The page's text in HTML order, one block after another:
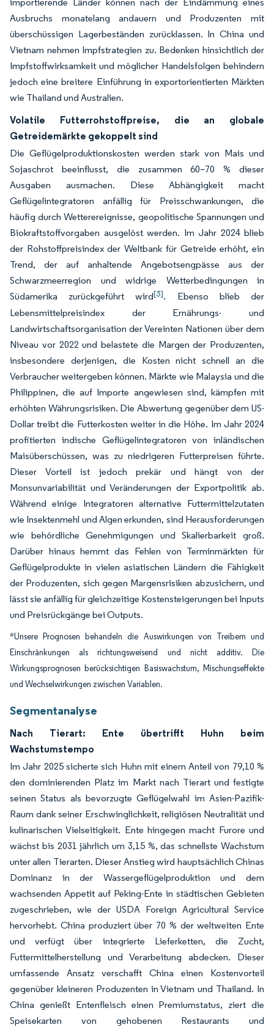
Ausbruchs monatelang andauern und Produzenten mit
überschüssigen Lagerbeständen zurücklassen. In China und
Vietnam nehmen Impfstrategien zu. Bedenken hinsichtlich der
Impfstoffwirksamkeit und möglicher Handelsfolgen behindern
jedoch eine breitere Einführung in exportorientierten Märkten
wie Thailand und Australien.
Volatile Futterrohstoffpreise, die an globale
Getreidemärkte gekoppelt sind
Die Geflügelproduktionskosten werden stark von Mais und
Sojaschrot beeinflusst, die zusammen 60–70 % dieser
Ausgaben ausmachen. Diese Abhängigkeit macht
Geflügelintegratoren anfällig für Preisschwankungen, die
häufig durch Wetterereignisse, geopolitische Spannungen und
Biokraftstoffvorgaben ausgelöst werden. Im Jahr 2024 blieb
der Rohstoffpreisindex der Weltbank für Getreide erhöht, ein
Trend, der auf anhaltende Angebotsengpässe aus der
Schwarzmeerregion und widrige Wetterbedingungen in
Südamerika zurückgeführt wird[3]. Ebenso blieb der
Lebensmittelpreisindex der Ernährungs- und
Landwirtschaftsorganisation der Vereinten Nationen über dem
Niveau vor 2022 und belastete die Margen der Produzenten,
insbesondere derjenigen, die Kosten nicht schnell an die
Verbraucher weitergeben können. Märkte wie Malaysia und die
Philippinen, die auf Importe angewiesen sind, kämpfen mit
erhöhten Währungsrisiken. Die Abwertung gegenüber dem US-
Dollar treibt die Futterkosten weiter in die Höhe. Im Jahr 2024
profitierten indische Geflügelintegratoren von inländischen
Maisüberschüssen, was zu niedrigeren Futterpreisen führte.
Dieser Vorteil ist jedoch prekär und hängt von der
Monsunvariabilität und Veränderungen der Exportpolitik ab.
Während einige Integratoren alternative Futtermittelzutaten
wie Insektenmehl und Algen erkunden, sind Herausforderungen
wie behördliche Genehmigungen und Skalierbarkeit groß.
Darüber hinaus hemmt das Fehlen von Terminmärkten für
Geflügelprodukte in vielen asiatischen Ländern die Fähigkeit
der Produzenten, sich gegen Margensrisiken abzusichern, und
lässt sie anfällig für gleichzeitige Kostensteigerungen bei Inputs
und Preisrückgänge bei Outputs.
*Unsere Prognosen behandeln die Auswirkungen von Treibern und
Einschränkungen als richtungsweisend und nicht additiv. Die
Wirkungsprognosen berücksichtigen Basiswachstum, Mischungseffekte
und Wechselwirkungen zwischen Variablen.
Segmentanalyse
Nach Tierart: Ente übertrifft Huhn beim
Wachstumstempo
Im Jahr 2025 sicherte sich Huhn mit einem Anteil von 79,10 %
den dominierenden Platz im Markt nach Tierart und festigte
seinen Status als bevorzugte Geflügelwahl im Asien-Pazifik-
Raum dank seiner Erschwinglichkeit, religiösen Neutralität und
kulinarischen Vielseitigkeit. Ente hingegen macht Furore und
wächst bis 2031 jährlich um 3,15 %, das schnellste Wachstum
unter allen Tierarten. Dieser Anstieg wird hauptsächlich Chinas
Dominanz in der Wassergeflügelproduktion und dem
wachsenden Appetit auf Peking-Ente in städtischen Gebieten
zugeschrieben, wie der USDA Foreign Agricultural Service
hervorhebt. China produziert über 70 % der weltweiten Ente
und verfügt über integrierte Lieferketten, die Zucht,
Futtermittelherstellung und Verarbeitung abdecken. Dieser
umfassende Ansatz verschafft China einen Kostenvorteil
gegenüber kleineren Produzenten in Vietnam und Thailand. In
China genießt Entenfleisch einen Premiumstatus, ziert die
Speisekarten von gehobenen Restaurants und